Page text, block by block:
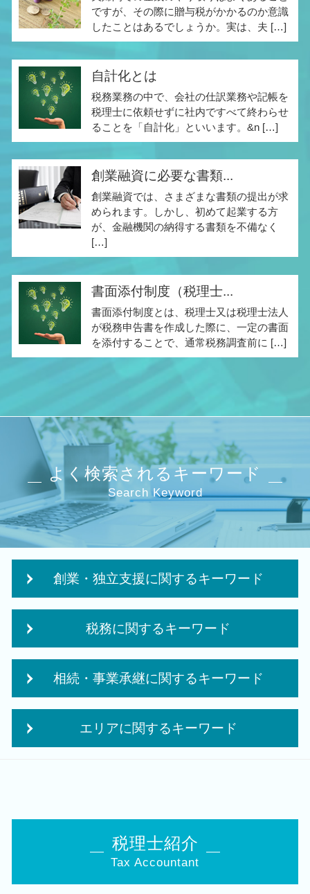
ですが、その際に贈与税がかかるのか意識
したことはあるでしょうか。実は、夫 […]
自計化とは
税務業務の中で、会社の仕訳業務や記帳を
税理士に依頼せずに社内ですべて終わらせ
ることを「自計化」といいます。&n […]
創業融資に必要な書類...
創業融資では、さまざまな書類の提出が求
められます。しかし、初めて起業する方
が、金融機関の納得する書類を不備なく
[…]
書面添付制度（税理士...
書面添付制度とは、税理士又は税理士法人
が税務申告書を作成した際に、一定の書面
を添付することで、通常税務調査前に […]
よく検索されるキーワード
Search Keyword
創業・独立支援に関するキーワード
創業補助金 申請
起業 資金
株式会社 合同会社
創業 事業
個人事業主 事業計画書
創業 助成金 補助金
税務に関するキーワード
贈与税 夫婦間
税務署 調査 法人
中期 経営計画
税務調査 個人事業主
相続・事業承継に関するキーワード
経営 承継
事業承継 相続税
名義預金 贈与税
相続税 手続き
エリアに関するキーワード
会社設立 税理士 相談 五泉市
相続 税理士 相談 新潟市南区
税務顧問 税理士 相談 白山駅
税理士紹介
Tax Accountant